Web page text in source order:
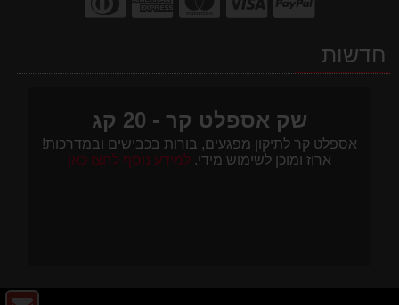
חדשות
שק אספלט קר - 20 קג
אספלט קר לתיקון מפגעים, בורות בכבישים ובמדרכות!
ארוז ומוכן לשימוש מידי. למידע נוסף לחצו כאן